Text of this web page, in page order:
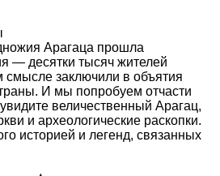
Арагаца прошла
— десятки тысяч жителей
заключили в объятия
И мы попробуем отчасти
величественный Арагац,
и археологические раскопки.
историей и легенд, связанных